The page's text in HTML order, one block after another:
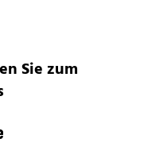
Sie zum